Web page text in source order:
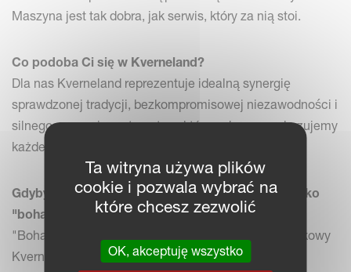
Maszyna jest tak dobra, jak serwis, który za nią stoi.
Co podoba Ci się w Kverneland?
Dla nas Kverneland reprezentuje idealną synergię
sprawdzonej tradycji, bezkompromisowej niezawodności i
silnego poczucia partnerstwa, które z dumą przekazujemy
każdemu rolnikowi w naszym regionie.
Gdybyś miał wybrać jedną maszynę Kverneland jako
"bohatera" swojego rynku, która by to była?
"Bohaterem" naszego rynku jest kultywator ścierniskowy
Kverneland Enduro Pro.
Ta witryna używa plików
cookie i pozwala wybrać na
które chcesz zezwolić
OK, akceptuję wszystko